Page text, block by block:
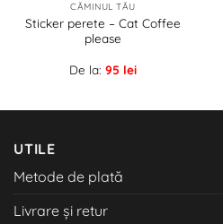
CĂMINUL TĂU
Sticker perete – Cat Coffee
please
De la: 95 lei
UTILE
Metode de plată
Livrare și retur